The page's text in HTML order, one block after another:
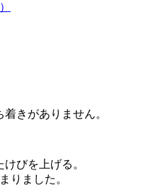
きがありません。
びを上げる。
りました。